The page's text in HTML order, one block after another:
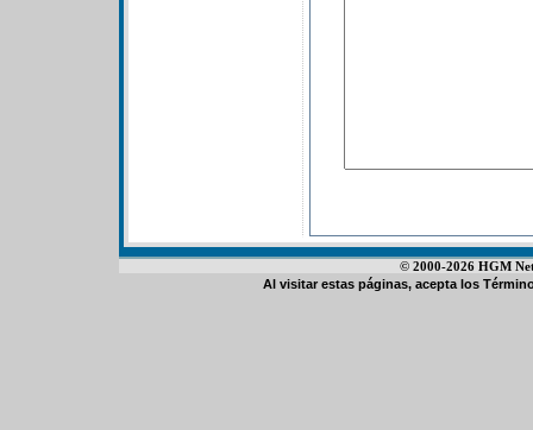
© 2000-2026 HGM
Al visitar estas páginas, acepta los